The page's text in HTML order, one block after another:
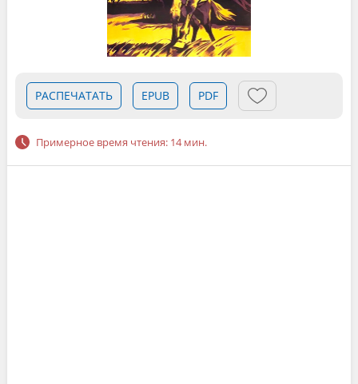
РАСПЕЧАТАТЬ EPUB PDF
Примерное время чтения: 14 мин.